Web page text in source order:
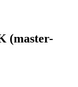
(master-